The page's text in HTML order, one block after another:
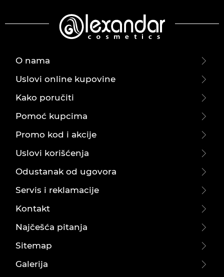
O nama
Uslovi online kupovine
Kako poručiti
Pomoć kupcima
Promo kod i akcije
Uslovi korišćenja
Odustanak od ugovora
Servis i reklamacije
Kontakt
Najčešća pitanja
Sitemap
Galerija